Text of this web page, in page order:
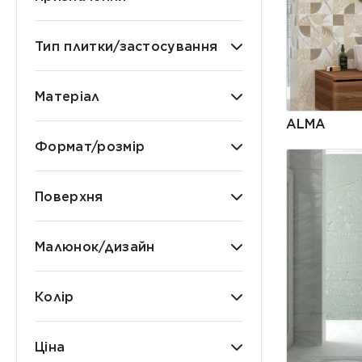
Тип плитки/застосування
Матеріал
Формат/розмір
Поверхня
Малюнок/дизайн
Колір
Ціна
ALMA